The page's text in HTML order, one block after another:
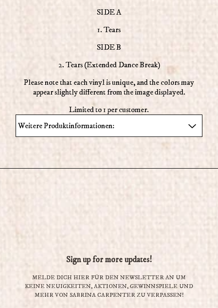
SIDE A
1. Tears
SIDE B
2. Tears (Extended Dance Break)
Please note that each vinyl is unique, and the colors may
appear slightly different from the image displayed.
Limited to 1 per customer.
Weitere Produktinformationen:
Sign up for more updates!
MELDE DICH HIER FÜR DEN NEWSLETTER AN UM
KEINE NEUIGKEITEN, AKTIONEN, GEWINNSPIELE UND
MEHR VON SABRINA CARPENTER ZU VERPASSEN!